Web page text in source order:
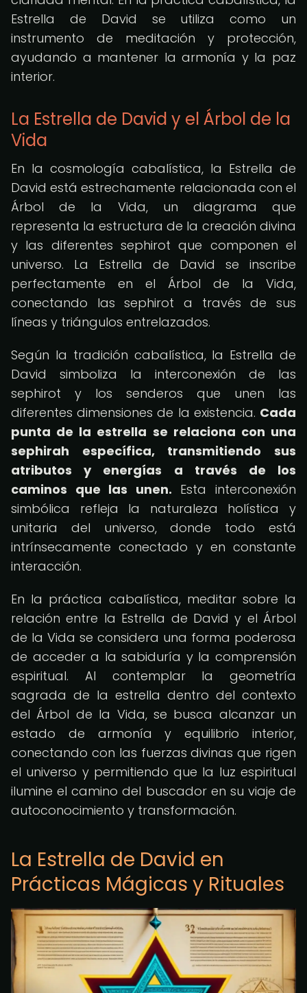
Estrella de David se utiliza como un
instrumento de meditación y protección,
ayudando a mantener la armonía y la paz
interior.
La Estrella de David y el Árbol de la
Vida
En la cosmología cabalística, la Estrella de
David está estrechamente relacionada con el
Árbol de la Vida, un diagrama que
representa la estructura de la creación divina
y las diferentes sephirot que componen el
universo. La Estrella de David se inscribe
perfectamente en el Árbol de la Vida,
conectando las sephirot a través de sus
líneas y triángulos entrelazados.
Según la tradición cabalística, la Estrella de
David simboliza la interconexión de las
sephirot y los senderos que unen las
diferentes dimensiones de la existencia. Cada
punta de la estrella se relaciona con una
sephirah específica, transmitiendo sus
atributos y energías a través de los
caminos que las unen. Esta interconexión
simbólica refleja la naturaleza holística y
unitaria del universo, donde todo está
intrínsecamente conectado y en constante
interacción.
En la práctica cabalística, meditar sobre la
relación entre la Estrella de David y el Árbol
de la Vida se considera una forma poderosa
de acceder a la sabiduría y la comprensión
espiritual. Al contemplar la geometría
sagrada de la estrella dentro del contexto
del Árbol de la Vida, se busca alcanzar un
estado de armonía y equilibrio interior,
conectando con las fuerzas divinas que rigen
el universo y permitiendo que la luz espiritual
ilumine el camino del buscador en su viaje de
autoconocimiento y transformación.
La Estrella de David en
Prácticas Mágicas y Rituales